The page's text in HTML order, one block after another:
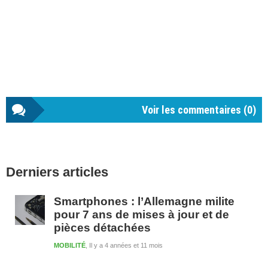
Voir les commentaires (0)
latérale
Derniers articles
Smartphones : l’Allemagne milite
pour 7 ans de mises à jour et de
pièces détachées
Il y a 4 années et 11 mois
MOBILITÉ